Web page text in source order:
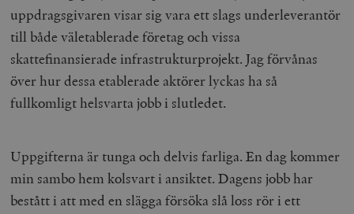
uppdragsgivaren visar sig vara ett slags underleverantör
till både väletablerade företag och vissa
skattefinansierade infrastrukturprojekt. Jag förvånas
över hur dessa etablerade aktörer lyckas ha så
fullkomligt helsvarta jobb i slutledet.
Uppgifterna är tunga och delvis farliga. En dag kommer
min sambo hem kolsvart i ansiktet. Dagens jobb har
bestått i att med en slägga försöka slå loss rör i ett